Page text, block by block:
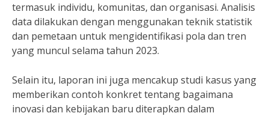
termasuk individu, komunitas, dan organisasi. Analisis
data dilakukan dengan menggunakan teknik statistik
dan pemetaan untuk mengidentifikasi pola dan tren
yang muncul selama tahun 2023.
Selain itu, laporan ini juga mencakup studi kasus yang
memberikan contoh konkret tentang bagaimana
inovasi dan kebijakan baru diterapkan dalam